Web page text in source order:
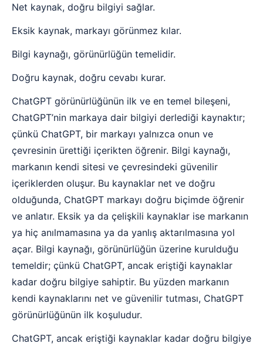
Net kaynak, doğru bilgiyi sağlar.
Eksik kaynak, markayı görünmez kılar.
Bilgi kaynağı, görünürlüğün temelidir.
Doğru kaynak, doğru cevabı kurar.
ChatGPT görünürlüğünün ilk ve en temel bileşeni,
ChatGPT’nin markaya dair bilgiyi derlediği kaynaktır;
çünkü ChatGPT, bir markayı yalnızca onun ve
çevresinin ürettiği içerikten öğrenir. Bilgi kaynağı,
markanın kendi sitesi ve çevresindeki güvenilir
içeriklerden oluşur. Bu kaynaklar net ve doğru
olduğunda, ChatGPT markayı doğru biçimde öğrenir
ve anlatır. Eksik ya da çelişkili kaynaklar ise markanın
ya hiç anılmamasına ya da yanlış aktarılmasına yol
açar. Bilgi kaynağı, görünürlüğün üzerine kurulduğu
temeldir; çünkü ChatGPT, ancak eriştiği kaynaklar
kadar doğru bilgiye sahiptir. Bu yüzden markanın
kendi kaynaklarını net ve güvenilir tutması, ChatGPT
görünürlüğünün ilk koşuludur.
ChatGPT, ancak eriştiği kaynaklar kadar doğru bilgiye